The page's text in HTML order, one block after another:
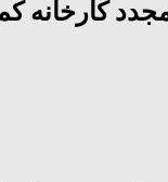
کارخانه